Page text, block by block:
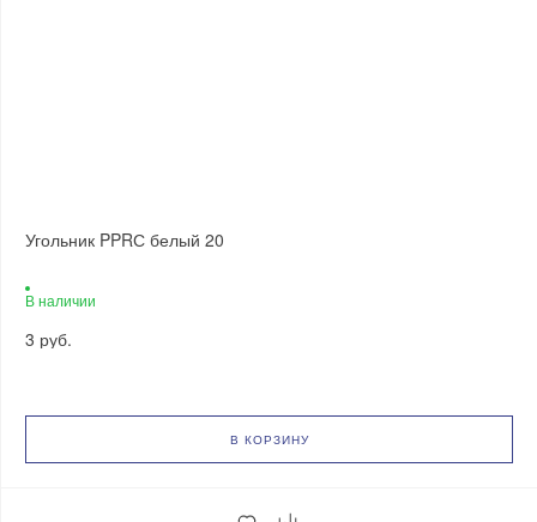
Угольник PPRС белый 20
В наличии
3 руб.
В КОРЗИНУ